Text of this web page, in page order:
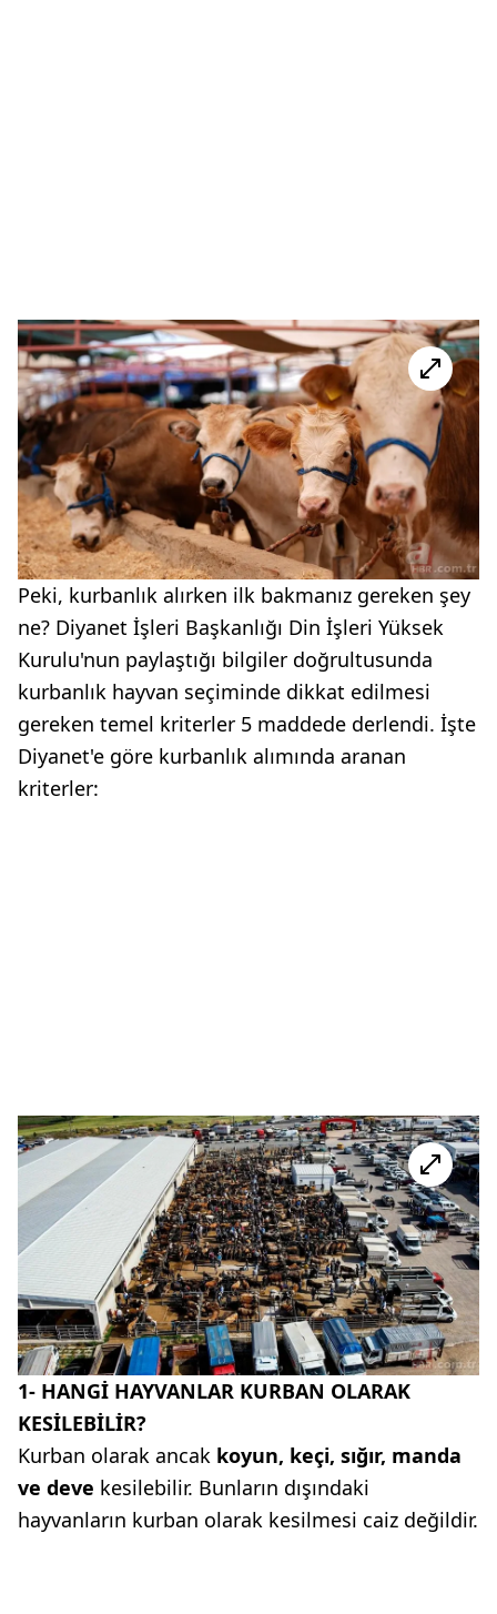
Peki, kurbanlık alırken ilk bakmanız gereken şey
ne? Diyanet İşleri Başkanlığı Din İşleri Yüksek
Kurulu'nun paylaştığı bilgiler doğrultusunda
kurbanlık hayvan seçiminde dikkat edilmesi
gereken temel kriterler 5 maddede derlendi. İşte
Diyanet'e göre kurbanlık alımında aranan
kriterler:
1- HANGİ HAYVANLAR KURBAN OLARAK
KESİLEBİLİR?
Kurban olarak ancak koyun, keçi, sığır, manda
ve deve kesilebilir. Bunların dışındaki
hayvanların kurban olarak kesilmesi caiz değildir.